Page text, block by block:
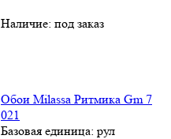
Наличие: под заказ
Обои Milassa Ритмика Gm 7
021
Базовая единица: рул